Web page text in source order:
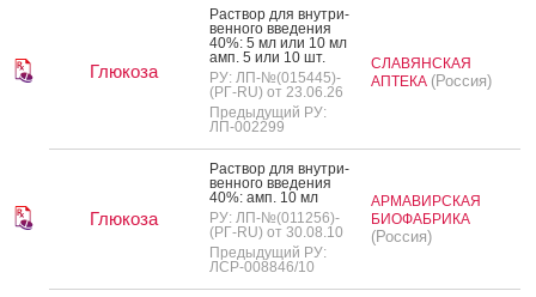
Глюкоза
Рас­твор для внут­ри­
вен­но­го вве­дения
40%: 5 мл или 10 мл
амп. 5 или 10 шт.
РУ: ЛП-№(015445)-
(РГ-RU) от 23.06.26
Предыдущий РУ:
ЛП-002299
СЛАВЯНСКАЯ
АПТЕКА (Россия)
Глюкоза
Рас­твор для внут­ри­
вен­но­го вве­дения
40%: амп. 10 мл
РУ: ЛП-№(011256)-
(РГ-RU) от 30.08.10
Предыдущий РУ:
ЛСР-008846/10
АРМАВИРСКАЯ
БИОФАБРИКА
(Россия)